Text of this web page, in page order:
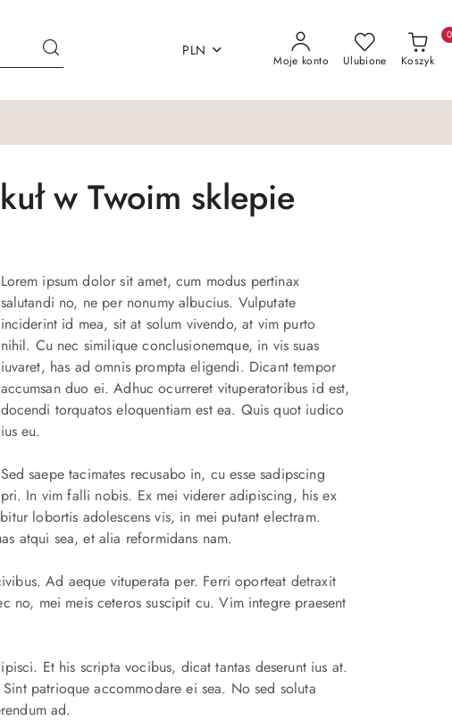
PLN
Moje konto Ulubione Koszyk
0
w Twoim sklepie
Lorem ipsum dolor sit amet, cum modus pertinax
salutandi no, ne per nonumy albucius. Vulputate
inciderint id mea, sit at solum vivendo, at vim purto
nihil. Cu nec similique conclusionemque, in vis suas
iuvaret, has ad omnis prompta eligendi. Dicant tempor
accumsan duo ei. Adhuc ocurreret vituperatoribus id est,
docendi torquatos eloquentiam est ea. Quis quot iudico
ius eu.
Sed saepe tacimates recusabo in, cu esse sadipscing
pri. In vim falli nobis. Ex mei viderer adipiscing, his ex
lobortis adolescens vis, in mei putant electram.
atqui sea, et alia reformidans nam.
Ad aeque vituperata per. Ferri oporteat detraxit
no, mei meis ceteros suscipit cu. Vim integre praesent
Et his scripta vocibus, dicat tantas deserunt ius at.
patrioque accommodare ei sea. No sed soluta
ad.